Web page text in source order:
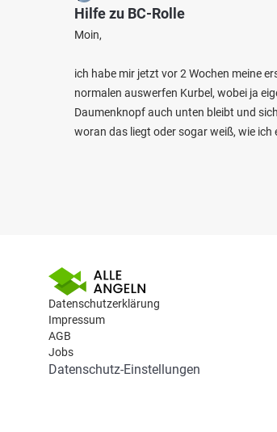
Hilfe zu BC-Rolle
Moin,
ich habe mir jetzt vor 2 Wochen meine
normalen auswerfen Kurbel, wobei ja
Daumenknopf auch unten bleibt und
woran das liegt oder sogar weiß, wie ich
Datenschutzerklärung
Impressum
AGB
Jobs
Datenschutz-Einstellungen